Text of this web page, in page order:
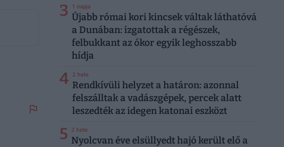
3 1 napja
Újabb római kori kincsek váltak láthatóvá
a Dunában: izgatottak a régészek,
felbukkant az ókor egyik leghosszabb
hídja
4 2 hete
Rendkívüli helyzet a határon: azonnal
felszálltak a vadászgépek, percek alatt
leszedték az idegen katonai eszközt
5 2 hete
Nyolcvan éve elsüllyedt hajó került elő a